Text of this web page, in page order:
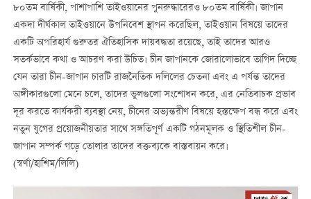
৮০তম বার্ষিকী, পাশাপাশি তাইওয়ানের পুনরুদ্ধারেরও ৮০তম বার্ষিকী। জাপান
একদা দীর্ঘকাল তাইওয়ানে উপনিবেশ স্থাপন করেছিল, তাইওয়ান বিষয়ে তাদের
একটি অপরিহার্য গুরুতর ঐতিহাসিক দায়বদ্ধতা রয়েছে, তাই তাদের আরও
সতর্কভাবে কথা ও আচরণ করা উচিত। চীন জাপানকে জোরালোভাবে তাগিদ দিচ্ছে
যেন তারা চীন-জাপান চারটি রাজনৈতিক দলিলের চেতনা এবং এ পর্যন্ত তাদের
অঙ্গীকারগুলো মেনে চলে, তাদের ভুলগুলো সংশোধন করে, এর নেতিবাচক প্রভাব
দূর করতে কার্যকরী ব্যবস্থা নেয়, চীনের অভ্যন্তরীণ বিষয়ে হস্তক্ষেপ বন্ধ করে এবং
নতুন যুগের প্রয়োজনীয়তার সাথে সঙ্গতিপূর্ণ একটি গঠনমূলক ও স্থিতিশীল চীন-
জাপান সম্পর্ক গড়ে তোলার তাদের বক্তব্যকে বাস্তবায়ন করে।
(স্বর্ণা/হাশিম/লিলি)